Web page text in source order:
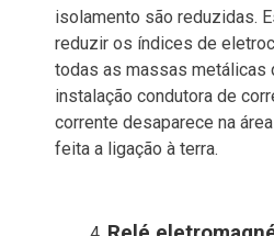
isolamento são reduzidas.
reduzir os índices de
todas as massas metálicas
instalação condutora de
corrente desaparece na
feita a ligação à terra.